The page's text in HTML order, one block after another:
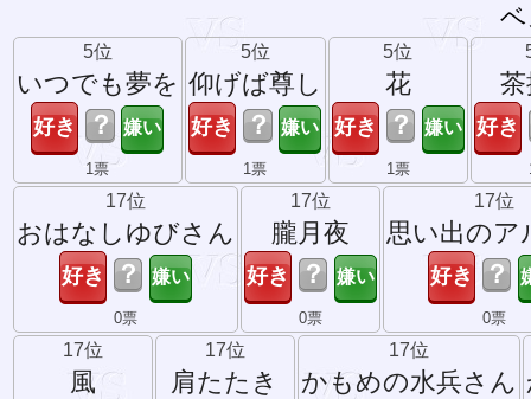
5位
いつでも夢を
？
1票
5位
仰げば尊し
？
1票
5位
花
？
1票
17位
おはなしゆびさん
？
0票
17位
朧月夜
？
0票
17位
思い出のア
？
0票
17位
風
17位
肩たたき
17位
かもめの水兵さん